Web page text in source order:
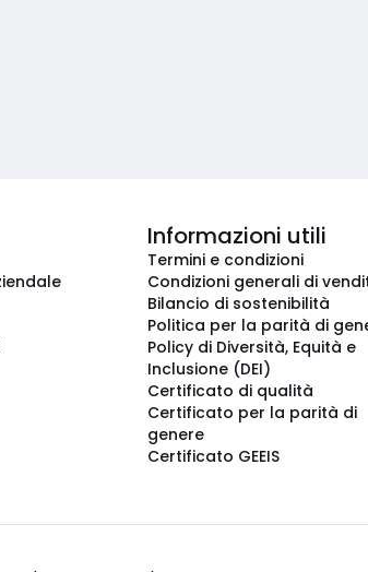
Informazioni utili
Termini e condizioni
Condizioni generali di
Bilancio di sostenibilità
Politica per la parità di
Policy di Diversità, Equità e
Inclusione (DEI)
Certificato di qualità
Certificato per la parità di
genere
Certificato GEEIS